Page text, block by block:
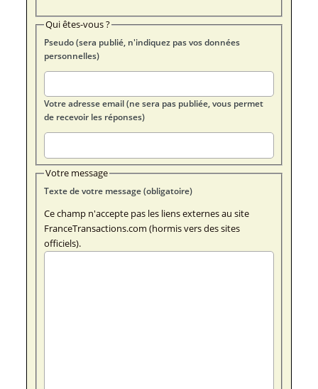
Qui êtes-vous ?
Pseudo (sera publié, n'indiquez pas vos données
personnelles)
Votre adresse email (ne sera pas publiée, vous permet
de recevoir les réponses)
Votre message
Texte de votre message (obligatoire)
Ce champ n'accepte pas les liens externes au site
FranceTransactions.com (hormis vers des sites
officiels).